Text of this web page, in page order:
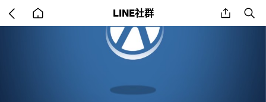
back
to
LINE社群 share